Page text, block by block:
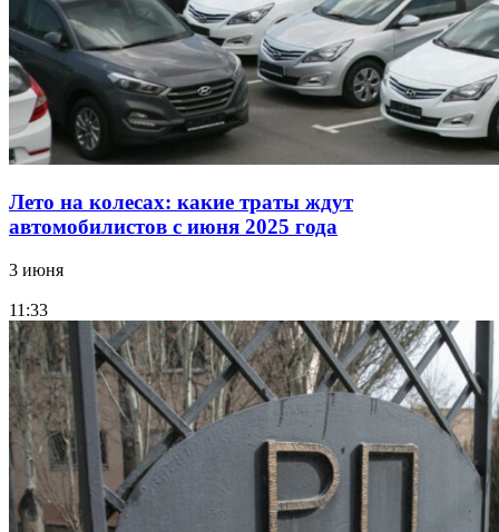
Лето на колесах: какие траты ждут
автомобилистов с июня 2025 года
3 июня
11:33